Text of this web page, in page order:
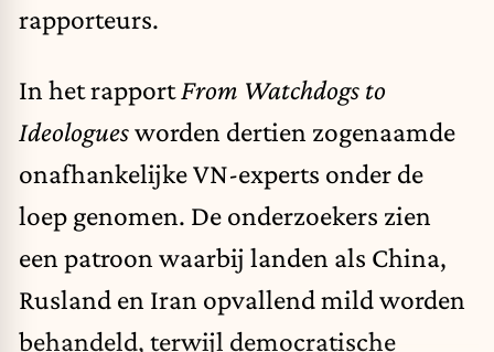
rapporteurs.
In het rapportFrom Watchdogs to
Ideologuesworden dertien zogenaamde
onafhankelijke VN-experts onder de
loep genomen. De onderzoekers zien
een patroon waarbij landen als China,
Rusland en Iran opvallend mild worden
behandeld, terwijl democratische